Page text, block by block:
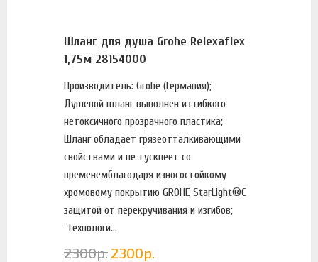
Шланг для душа Grohe Relexaflex
1,75м 28154000
Производитель: Grohe (Германия);
Душевой шланг выполнен из гибкого
нетоксичного прозрачного пластика;
Шланг обладает грязеотталкивающими
свойствами и не тускнеет со
временемблагодаря износостойкому
хромовому покрытию GROHE StarLight®С
защитой от перекручивания и изгибов;
Технологи...
2300р. 2300р.